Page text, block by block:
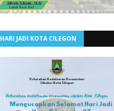
HARI JADI KOTA CILEGON